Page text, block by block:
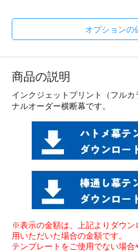
オプションの
商品の説明
インクジェットプリント（フル
ナルオーダー横断幕です。
※表示の金額は、上記よりダウン
用いただいた場合の金額です。
テンプレートをご使用でない場